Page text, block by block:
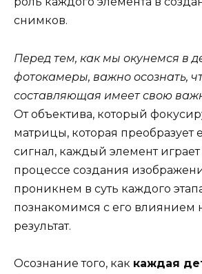
снимков.
Перед тем, как мы окунемся в
фотокамеры, важно осознать,
составляющая имеет свою
От объектива, который
матрицы, которая преобразует
сигнал, каждый элемент
процессе создания
проникнем в суть каждого
познакомимся с его влиянием
результат.
Осознание того, как каждая